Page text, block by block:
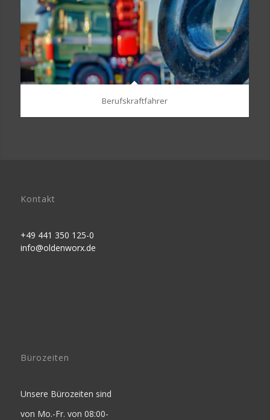
Berufskraftfahrer
Kontakt
+49 441 350 125-0
info@oldenworx.de
Bürozeiten
Unsere Bürozeiten sind
von Mo.-Fr. von 08:00-